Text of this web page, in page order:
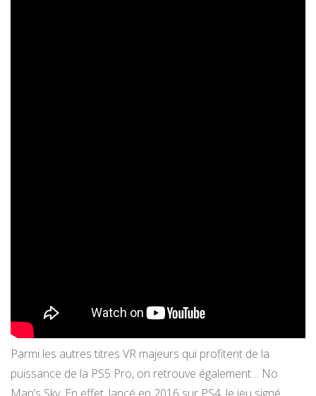
Parmi les autres titres VR majeurs qui profitent de la
puissance de la PS5 Pro, on retrouve également… No